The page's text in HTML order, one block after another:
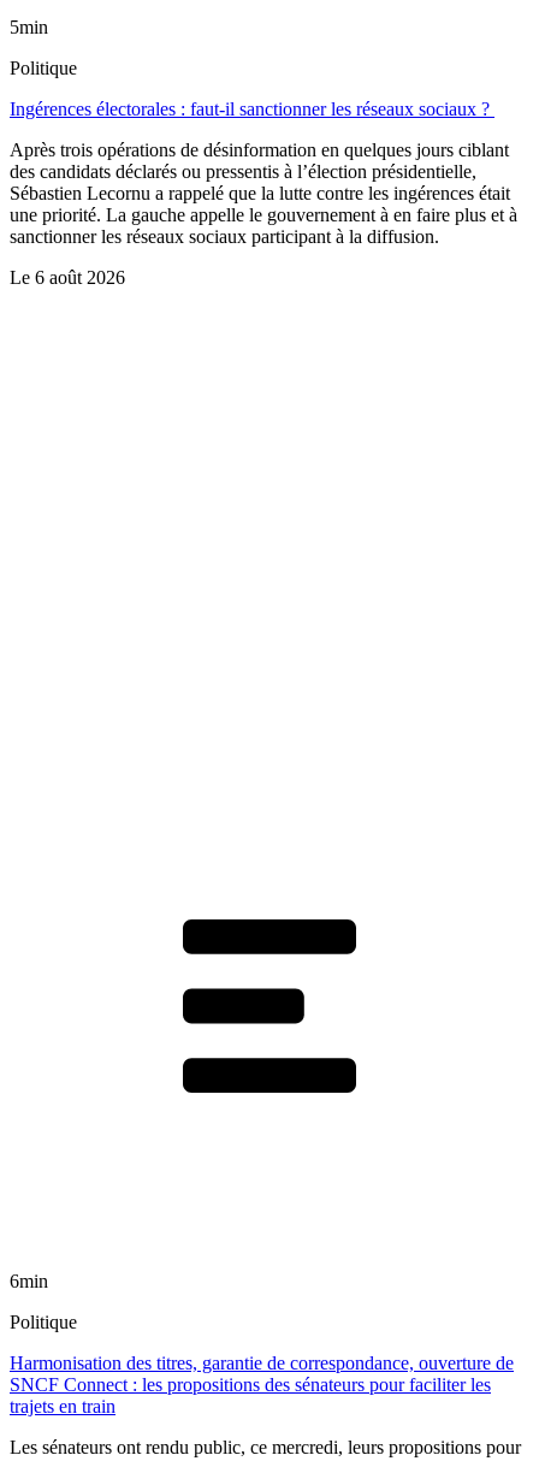
5min
Politique
Ingérences électorales : faut-il sanctionner les réseaux sociaux ?
Après trois opérations de désinformation en quelques jours ciblant
des candidats déclarés ou pressentis à l’élection présidentielle,
Sébastien Lecornu a rappelé que la lutte contre les ingérences était
une priorité. La gauche appelle le gouvernement à en faire plus et à
sanctionner les réseaux sociaux participant à la diffusion.
Le 6 août 2026
6min
Politique
Harmonisation des titres, garantie de correspondance, ouverture de
SNCF Connect : les propositions des sénateurs pour faciliter les
trajets en train
Les sénateurs ont rendu public, ce mercredi, leurs propositions pour